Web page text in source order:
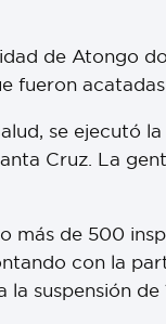
de Atongo
fueron
se ejecutó
Cruz. La
más de 500
con la
suspensión de